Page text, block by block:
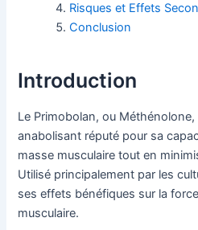
Risques et Effets
Conclusion
Introduction
Le Primobolan, ou
anabolisant réputé pour sa
masse musculaire tout en
Utilisé principalement par les
ses effets bénéfiques sur la
musculaire.